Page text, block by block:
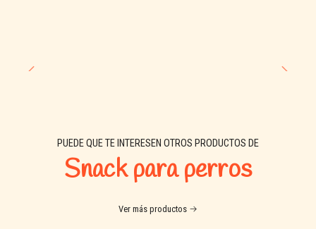
🧾 Ingredientes:
Carne de pato, glicerina vegetal, proteína de soya, sal, sorbitol,
almidón, azúcar, vinagre, conservantes aprobados para uso
PUEDE QUE TE INTERESEN OTROS PRODUCTOS DE
Snack para perros
Ver más productos